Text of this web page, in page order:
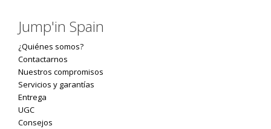
Jump'in Spain
¿Quiénes somos?
Contactarnos
Nuestros compromisos
Servicios y garantías
Entrega
UGC
Consejos